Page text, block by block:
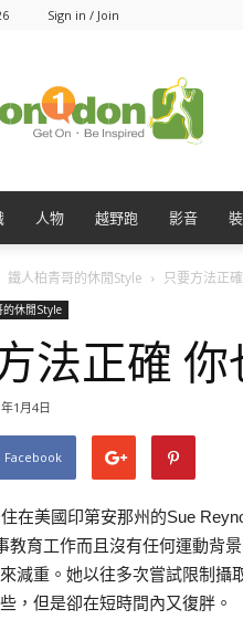
Sign in / Join
人物 越野跑 影音
鐵人柏青哥的休閒Style 只要方法正
的休閒Style
法正確
1月4日
Facebook
在美國印第安那州的Sue
教育工作而且沒有任何運動背
減重。她以往多次嘗試限制攝
，但是卻在短時間內又復胖。